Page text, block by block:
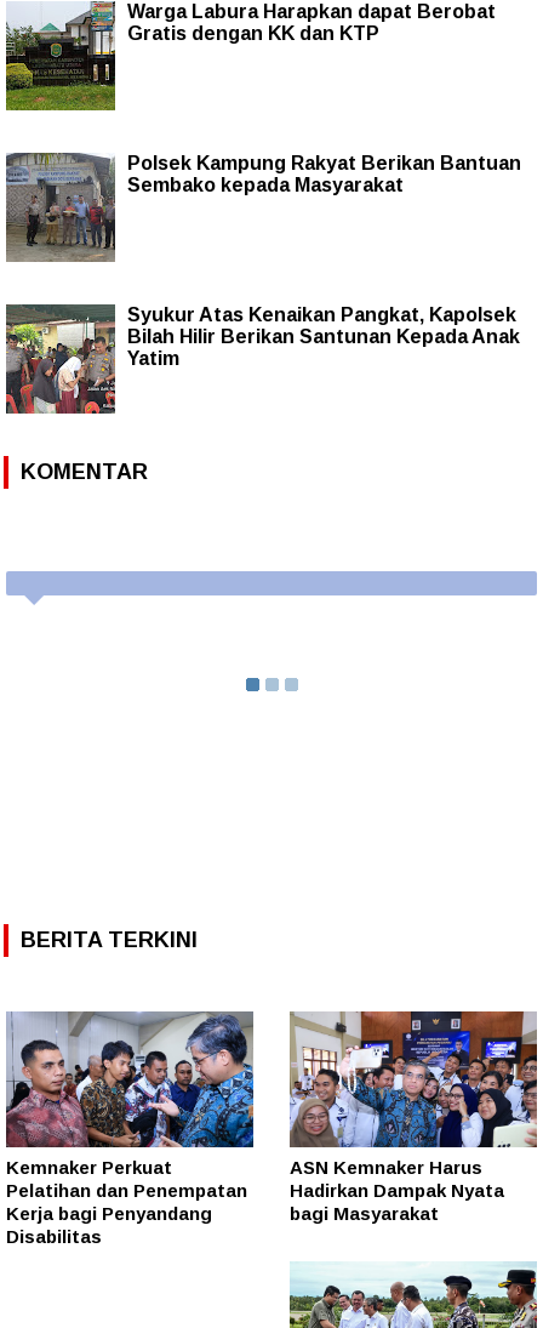
Warga Labura Harapkan dapat Berobat
Gratis dengan KK dan KTP
Polsek Kampung Rakyat Berikan Bantuan
Sembako kepada Masyarakat
Syukur Atas Kenaikan Pangkat, Kapolsek
Bilah Hilir Berikan Santunan Kepada Anak
Yatim
KOMENTAR
BERITA TERKINI
Kemnaker Perkuat
Pelatihan dan Penempatan
Kerja bagi Penyandang
Disabilitas
ASN Kemnaker Harus
Hadirkan Dampak Nyata
bagi Masyarakat